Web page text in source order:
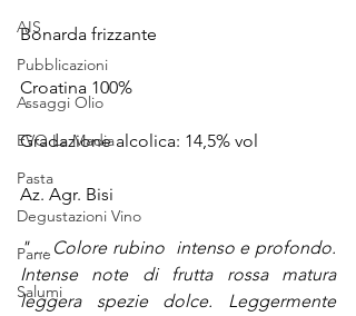
AIS
Pubblicazioni
Assaggi Olio
EVO La Madia
Pasta
Degustazioni Vino
Pane
Salumi
Bonarda frizzante
Croatina 100%
Gradazione alcolica: 14,5% vol
Az. Agr. Bisi
" ... Colore rubino  intenso e profondo.
Intense note di frutta rossa matura
leggera spezie dolce. Leggermente